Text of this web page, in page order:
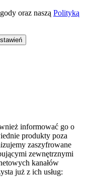
oraz naszą Polityką
informować go o
produkty poza
zaszyfrowane
zewnętrznymi
kanałów
już z ich usług: